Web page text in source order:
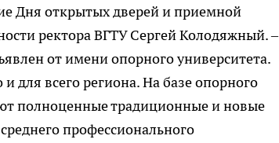
Дня открытых дверей и приемной
ректора ВГТУ Сергей Колодяжный. –
от имени опорного университета.
для всего региона. На базе опорного
полноценные традиционные и новые
профессионального